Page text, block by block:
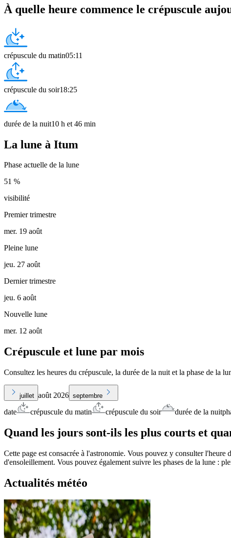
À quelle heure commence le crépuscule
crépuscule du matin05:11
crépuscule du soir18:25
durée de la nuit10 h et 46 min
La lune à Itum
Phase actuelle de la lune
51 %
visibilité
Premier trimestre
mer. 19 août
Pleine lune
jeu. 27 août
Dernier trimestre
jeu. 6 août
Nouvelle lune
mer. 12 août
Crépuscule et lune par mois
Consultez les heures du crépuscule, la durée de la nuit et la phase de la
juillet août 2026 septembre
date crépuscule du matin crépuscule du soir durée de la nuit
Quand les jours sont-ils les plus courts et
Cette page est consacrée à l'astronomie. Vous pouvez y consulter
d'ensoleillement. Vous pouvez également suivre les phases de la lune :
Actualités météo